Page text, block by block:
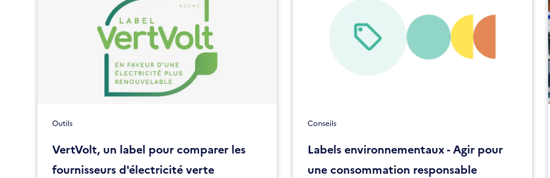
Outils
VertVolt, un label pour comparer les
fournisseurs d'électricité verte
Conseils
Labels environnementaux - Agir pour
une consommation responsable